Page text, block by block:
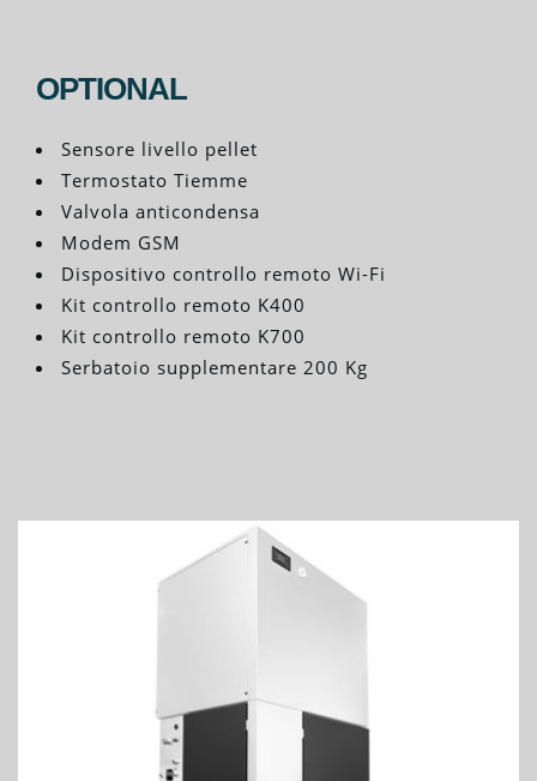
OPTIONAL
Sensore livello pellet
Termostato Tiemme
Valvola anticondensa
Modem GSM
Dispositivo controllo remoto Wi-Fi
Kit controllo remoto K400
Kit controllo remoto K700
Serbatoio supplementare 200 Kg